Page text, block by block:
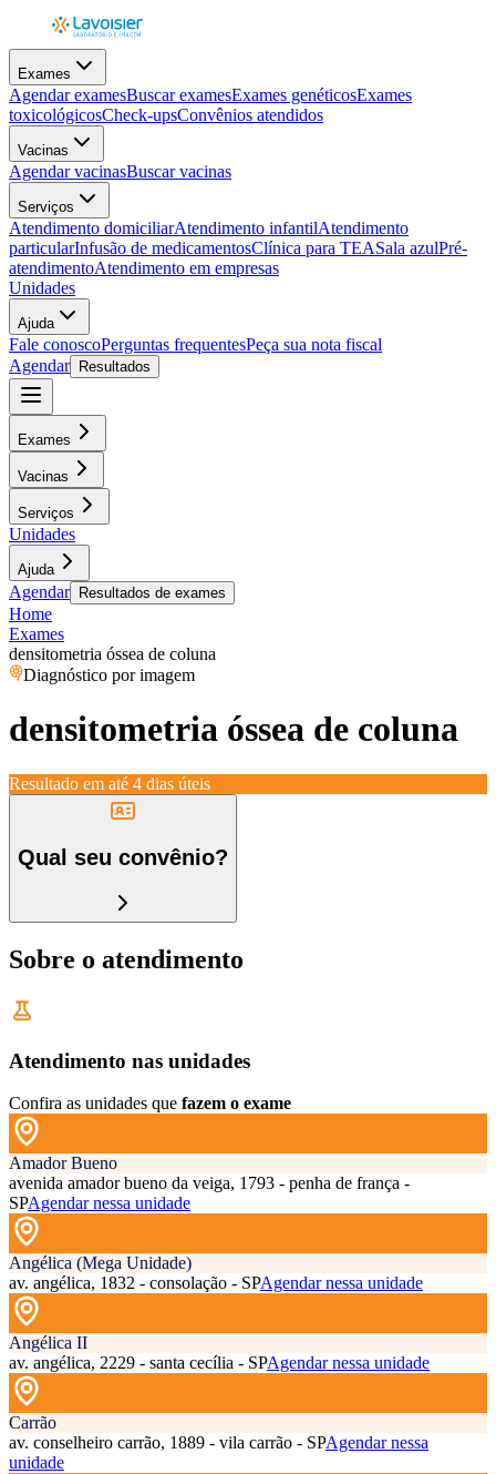
Exames
Agendar examesBuscar examesExames genéticosExames
toxicológicosCheck-upsConvênios atendidos
Vacinas
Agendar vacinasBuscar vacinas
Serviços
Atendimento domiciliarAtendimento infantilAtendimento
particularInfusão de medicamentosClínica para TEASala azulPré-
atendimentoAtendimento em empresas
Unidades
Ajuda
Fale conoscoPerguntas frequentesPeça sua nota fiscal
Agendar
Resultados
Exames
Vacinas
Serviços
Unidades
Ajuda
Agendar Resultados de exames
Home
Exames
densitometria óssea de coluna
Diagnóstico por imagem
densitometria óssea de coluna
Resultado em até 4 dias úteis
Qual seu convênio?
Sobre o atendimento
Atendimento nas unidades
Confira as unidades que fazem o exame
Amador Bueno
avenida amador bueno da veiga, 1793 - penha de frança -
SPAgendar nessa unidade
Angélica (Mega Unidade)
av. angélica, 1832 - consolação - SPAgendar nessa unidade
Angélica II
av. angélica, 2229 - santa cecília - SPAgendar nessa unidade
Carrão
av. conselheiro carrão, 1889 - vila carrão - SPAgendar nessa
unidade